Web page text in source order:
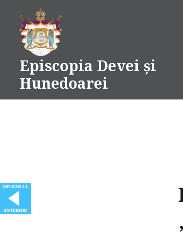
content
Episcopia Devei și
Hunedoarei